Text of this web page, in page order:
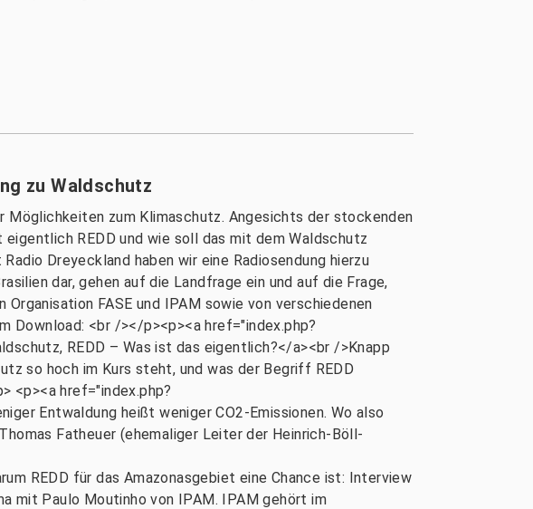
zu Waldschutz
Möglichkeiten zum Klimaschutz. Angesichts der stockenden
REDD und wie soll das mit dem Waldschutz
Dreyeckland haben wir eine Radiosendung hierzu
dar, gehen auf die Landfrage ein und auf die Frage,
FASE und IPAM sowie von verschiedenen
Download: <br /></p><p><a href="index.php?
REDD – Was ist das eigentlich?</a><br />Knapp
so hoch im Kurs steht, und was der Begriff REDD
<p><a href="index.php?
Entwaldung heißt weniger CO2-Emissionen. Wo also
Fatheuer (ehemaliger Leiter der Heinrich-Böll-
REDD für das Amazonasgebiet eine Chance ist: Interview
mit Paulo Moutinho von IPAM. IPAM gehört im